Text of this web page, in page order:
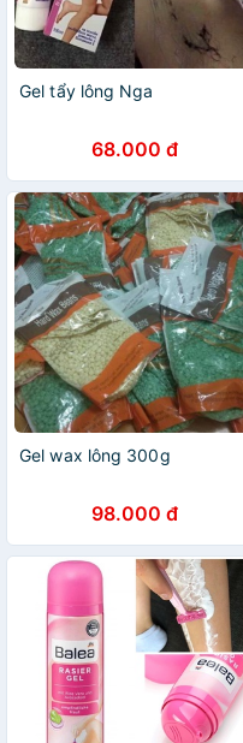
Gel tẩy lông Nga
68.000 đ
Gel wax lông 300g
98.000 đ